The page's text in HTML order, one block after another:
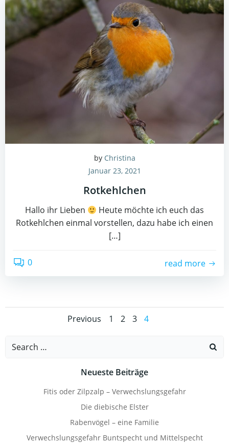
by Christina
Januar 23, 2021
Rotkehlchen
Hallo ihr Lieben
Heute möchte ich euch das
Rotkehlchen einmal vorstellen, dazu habe ich einen
[…]
0 read more
Posts
Previous
Posts
Page
1 Page
2 Page
3 Page
4
Search
Neueste Beiträge
Fitis oder Zilpzalp – Verwechslungsgefahr
Die diebische Elster
Rabenvögel – eine Familie
Verwechslungsgefahr Buntspecht und Mittelspecht